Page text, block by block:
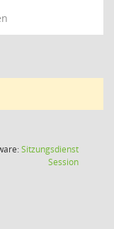
Sitzungsdienst
Session(Wird in